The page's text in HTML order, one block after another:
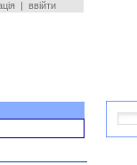
| ввійти